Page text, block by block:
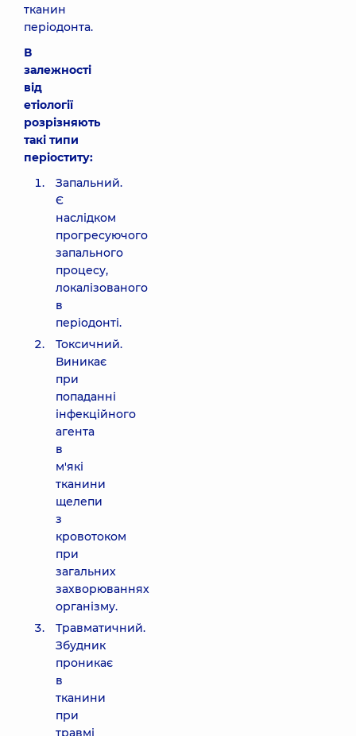
тканин
періодонта.
В
залежності
від
етіології
розрізняють
такі типи
періоститу:
Запальний.
Є
наслідком
прогресуючого
запального
процесу,
локалізованого
в
періодонті.
Токсичний.
Виникає
при
попаданні
інфекційного
агента
в
м'які
тканини
щелепи
з
кровотоком
при
загальних
захворюваннях
організму.
Травматичний.
Збудник
проникає
в
тканини
при
травмі